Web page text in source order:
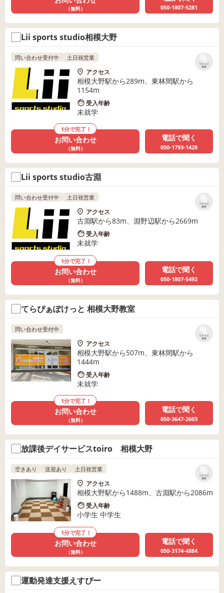
（無料） 050-1807-5281
Lii sports studio相模大野
リストに
保存
問い合わせ受付中 土日祝営業
アクセス
相模大野駅から289m、東林間駅から
1154m
受入年齢
未就学
1分で完了！
お問い合わせ
（無料）
電話で聞く
050-1793-1428
Lii sports studio古淵
リストに
保存
問い合わせ受付中 土日祝営業
アクセス
古淵駅から83m、淵野辺駅から2669m
受入年齢
未就学
1分で完了！
お問い合わせ
（無料）
電話で聞く
050-1807-5492
てらぴぁぽけっと 相模大野教室
リストに
保存
問い合わせ受付中
アクセス
相模大野駅から507m、東林間駅から
1444m
受入年齢
未就学
1分で完了！
お問い合わせ
（無料）
電話で聞く
050-3647-2603
放課後デイサービスtoiro 相模大野
リストに
保存
空きあり 送迎あり 土日祝営業
アクセス
相模大野駅から1488m、古淵駅から2086m
受入年齢
小学生 中学生
1分で完了！
お問い合わせ
（無料）
電話で聞く
050-3174-4884
運動発達支援えすぴー